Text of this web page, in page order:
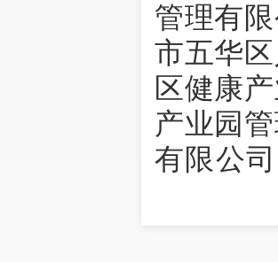
管理有
市五华
区健康
产业园
有限公